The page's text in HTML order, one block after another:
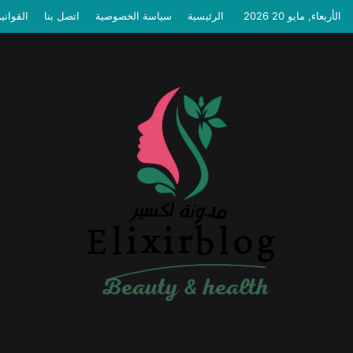
الأربعاء, مايو 20 2026 الرئيسية سياسة الخصوصية اتصل بنا